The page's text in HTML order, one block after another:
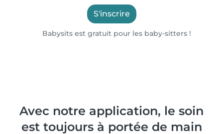
S'inscrire
Babysits est gratuit pour les baby-sitters !
Avec notre application, le soin
est toujours à portée de main